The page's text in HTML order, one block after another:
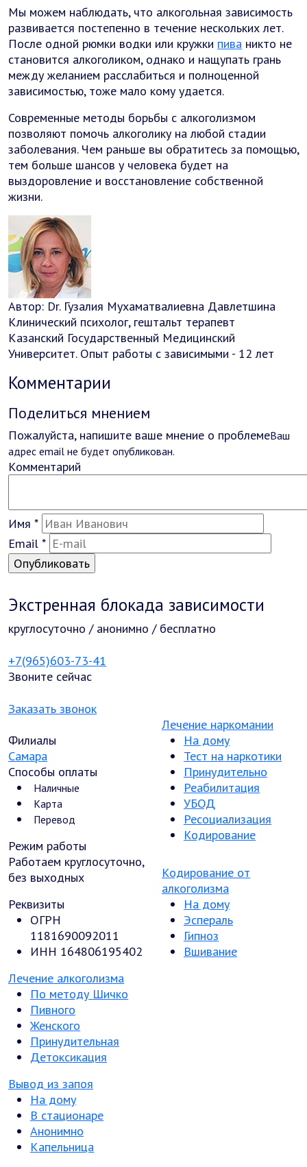
Мы можем наблюдать, что алкогольная зависимость
развивается постепенно в течение нескольких лет.
После одной рюмки водки или кружки пива никто не
становится алкоголиком, однако и нащупать грань
между желанием расслабиться и полноценной
зависимостью, тоже мало кому удается.
Современные методы борьбы с алкоголизмом
позволяют помочь алкоголику на любой стадии
заболевания. Чем раньше вы обратитесь за помощью,
тем больше шансов у человека будет на
выздоровление и восстановление собственной
жизни.
Автор: Dr. Гузалия Мухаматвалиевна Давлетшина
Клинический психолог, гештальт терапевт
Казанский Государственный Медицинский
Университет. Опыт работы с зависимыми - 12 лет
Комментарии
Поделиться мнением
Пожалуйста, напишите ваше мнение о проблемеВаш
адрес email не будет опубликован.
Комментарий
Имя *
Email *
Экстренная блокада зависимости
круглосуточно / анонимно / бесплатно
+7(965)603-73-41
Звоните сейчас
Заказать звонок
Филиалы
Самара
Способы оплаты
Наличные
Карта
Перевод
Режим работы
Работаем круглосуточно,
без выходных
Реквизиты
ОГРН
1181690092011
ИНН 164806195402
Лечение наркомании
На дому
Тест на наркотики
Принудительно
Реабилитация
УБОД
Ресоциализация
Кодирование
Кодирование от
алкоголизма
На дому
Эспераль
Гипноз
Вшивание
Лечение алкоголизма
По методу Шичко
Пивного
Женского
Принудительная
Детоксикация
Вывод из запоя
На дому
В стационаре
Анонимно
Капельница